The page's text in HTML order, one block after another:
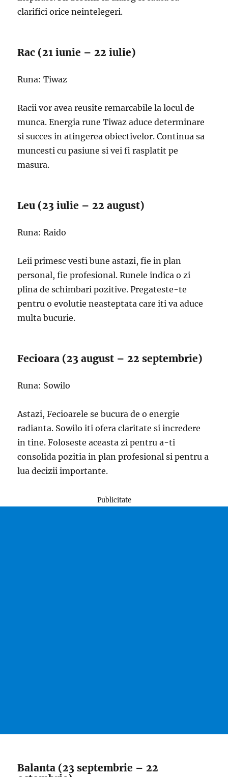
clarifici orice neintelegeri.
Rac (21 iunie – 22 iulie)
Runa: Tiwaz
Racii vor avea reusite remarcabile la locul de
munca. Energia rune Tiwaz aduce determinare
si succes in atingerea obiectivelor. Continua sa
muncesti cu pasiune si vei fi rasplatit pe
masura.
Leu (23 iulie – 22 august)
Runa: Raido
Leii primesc vesti bune astazi, fie in plan
personal, fie profesional. Runele indica o zi
plina de schimbari pozitive. Pregateste-te
pentru o evolutie neasteptata care iti va aduce
multa bucurie.
Fecioara (23 august – 22 septembrie)
Runa: Sowilo
Astazi, Fecioarele se bucura de o energie
radianta. Sowilo iti ofera claritate si incredere
in tine. Foloseste aceasta zi pentru a-ti
consolida pozitia in plan profesional si pentru a
lua decizii importante.
Publicitate
Balanta (23 septembrie – 22